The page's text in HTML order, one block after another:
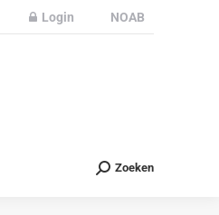
Login NOAB
Zoeken
Contact Zoeken